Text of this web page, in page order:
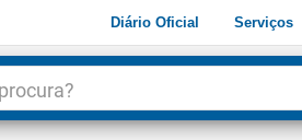
Diário Oficial Serviços